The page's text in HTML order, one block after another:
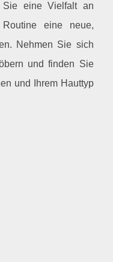
Sie eine Vielfalt an
eine neue,
Nehmen Sie sich
und finden Sie
und Ihrem Hauttyp